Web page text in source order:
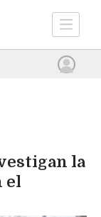
la
el